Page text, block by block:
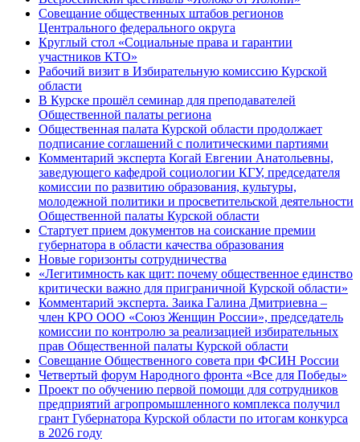
Совещание общественных штабов регионов
Центрального федерального округа
Круглый стол «Социальные права и гарантии
участников КТО»
Рабочий визит в Избирательную комиссию Курской
области
В Курске прошёл семинар для преподавателей
Общественной палаты региона
Общественная палата Курской области продолжает
подписание соглашений с политическими партиями
Комментарий эксперта Когай Евгении Анатольевны,
заведующего кафедрой социологии КГУ, председателя
комиссии по развитию образования, культуры,
молодежной политики и просветительской деятельности
Общественной палаты Курской области
Стартует прием документов на соискание премии
губернатора в области качества образования
Новые горизонты сотрудничества
«Легитимность как щит: почему общественное единство
критически важно для приграничной Курской области»
Комментарий эксперта. Заика Галина Дмитриевна –
член КРО ООО «Союз Женщин России», председатель
комиссии по контролю за реализацией избирательных
прав Общественной палаты Курской области
Совещание Общественного совета при ФСИН России
Четвертый форум Народного фронта «Все для Победы»
Проект по обучению первой помощи для сотрудников
предприятий агропромышленного комплекса получил
грант Губернатора Курской области по итогам конкурса
в 2026 году